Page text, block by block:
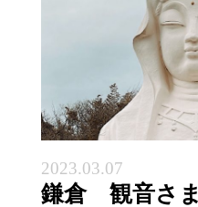
2023.03.07
鎌倉 観音さま